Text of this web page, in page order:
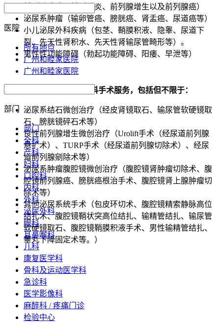
前列腺疾病（前列腺炎、前列腺增生以及前列腺癌）
泌尿系肿瘤（输卵管癌、膀胱癌、肾盂癌、尿道癌等）
小儿泌尿外科疾病（包茎、鞘膜积液、隐睾、尿道下
裂、先天性肾积水、先天性肾输尿管畸形等）。
男性性功能障碍（勃起功能障碍、阳痿、早泄等）
我们可提供的多种泌尿外科手术服务，包括但不限于：
泌尿系结石微创治疗（经皮肾镜取石、输尿管软硬镜取
石、膀胱镜碎石术等）
良性前列腺增生微创治疗（Urolift手术（经尿道前列腺
悬扩术）、TURP手术（经尿道前列腺切除术）、经尿
道前列腺剜除术等）
泌尿系肿瘤腹腔镜微创治疗（腹腔镜肾肿瘤切除术、腹
腔镜前列腺癌、膀胱癌根治手术、腹腔镜肾上腺肿瘤切
除术等）
其他泌尿系统手术（包皮环切术、腹腔镜精索静脉高位
结扎术、腹腔镜鞘状突高位结扎、输精管结扎、输尿管
软硬镜取石、腹腔镜鞘膜积液手术、男性输精管结扎、
睾丸下降固定术等。）
医院
所有地点
广州和睦家医院
广州和睦家医院
部门
部门
全科
产科
妇科
口腔科
内科
外科
泌尿外科
眼科
耳鼻喉科
儿科
康复医学科
骨科及运动医学科
急诊科
医学影像科
麻醉科 / 疼痛门诊
检验中心